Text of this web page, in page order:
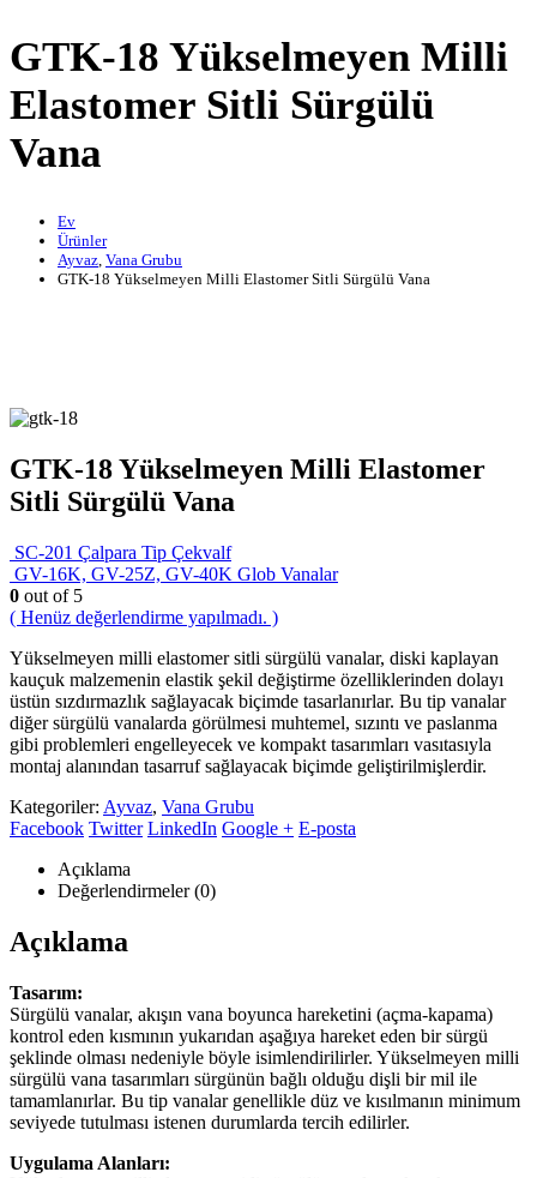
GTK-18 Yükselmeyen Milli
Elastomer Sitli Sürgülü
Vana
Ev
Ürünler
Ayvaz, Vana Grubu
GTK-18 Yükselmeyen Milli Elastomer Sitli Sürgülü Vana
GTK-18 Yükselmeyen Milli Elastomer
Sitli Sürgülü Vana
SC-201 Çalpara Tip Çekvalf
GV-16K, GV-25Z, GV-40K Glob Vanalar
0 out of 5
( Henüz değerlendirme yapılmadı. )
Yükselmeyen milli elastomer sitli sürgülü vanalar, diski kaplayan
kauçuk malzemenin elastik şekil değiştirme özelliklerinden dolayı
üstün sızdırmazlık sağlayacak biçimde tasarlanırlar. Bu tip vanalar
diğer sürgülü vanalarda görülmesi muhtemel, sızıntı ve paslanma
gibi problemleri engelleyecek ve kompakt tasarımları vasıtasıyla
montaj alanından tasarruf sağlayacak biçimde geliştirilmişlerdir.
Kategoriler: Ayvaz, Vana Grubu
Facebook Twitter LinkedIn Google + E-posta
Açıklama
Değerlendirmeler (0)
Açıklama
Tasarım:
Sürgülü vanalar, akışın vana boyunca hareketini (açma-kapama)
kontrol eden kısmının yukarıdan aşağıya hareket eden bir sürgü
şeklinde olması nedeniyle böyle isimlendirilirler. Yükselmeyen milli
sürgülü vana tasarımları sürgünün bağlı olduğu dişli bir mil ile
tamamlanırlar. Bu tip vanalar genellikle düz ve kısılmanın minimum
seviyede tutulması istenen durumlarda tercih edilirler.
Uygulama Alanları: